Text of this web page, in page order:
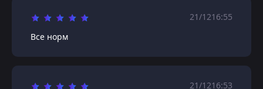
21/1216:55
Все норм
21/1216:53